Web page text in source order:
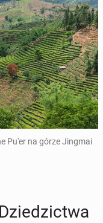
Pu'er na górze Jingmai